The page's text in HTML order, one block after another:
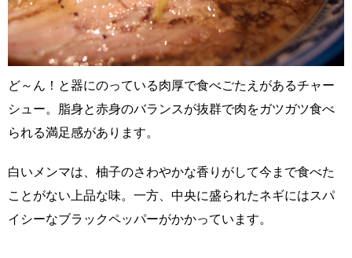
ど～ん！と器にのっている肉厚で食べごたえがあるチャー
シュー。脂身と赤身のバランスが抜群で肉をガツガツ食べ
られる満足感があります。
白いメンマは、柚子のさわやかな香りがして今まで食べた
ことがない上品な味。一方、中央に盛られたネギにはスパ
イシーなブラックペッパーがかかっています。